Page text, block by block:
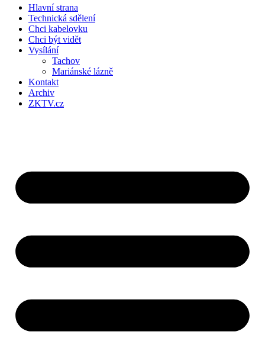
Hlavní strana
Technická sdělení
Chci kabelovku
Chci být vidět
Vysílání
Tachov
Mariánské lázně
Kontakt
Archiv
ZKTV.cz